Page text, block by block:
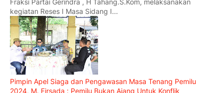
Fraksi Partai Gerindra , H Tahang.S.Kom, melaksanakan
kegiatan Reses I Masa Sidang I...
Pimpin Apel Siaga dan Pengawasan Masa Tenang Pemilu
2024, M. Firsada : Pemilu Bukan Ajang Untuk Konflik